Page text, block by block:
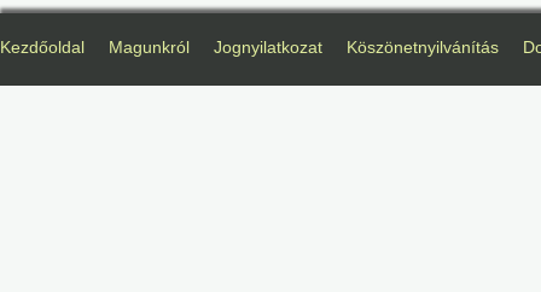
Kezdőoldal Magunkról Jognyilatkozat Köszönetnyilvánítás